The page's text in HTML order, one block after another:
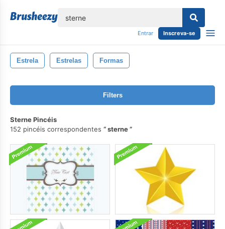
Entrar Inscreva-se
Estrela Estrelas Formas
Filters
Sterne Pincéis
152 pincéis correspondentes
sterne